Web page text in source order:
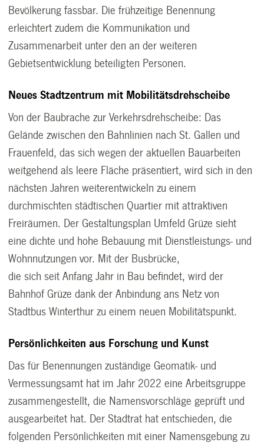
Bevölkerung fassbar. Die frühzeitige Benennung
erleichtert zudem die Kommunikation und
Zusammenarbeit unter den an der weiteren
Gebietsentwicklung beteiligten Personen.
Neues Stadtzentrum mit Mobilitätsdrehscheibe
Von der Baubrache zur Verkehrsdrehscheibe: Das
Gelände zwischen den Bahnlinien nach St. Gallen und
Frauenfeld, das sich wegen der aktuellen Bauarbeiten
weitgehend als leere Fläche präsentiert, wird sich in den
nächsten Jahren weiterentwickeln zu einem
durchmischten städtischen Quartier mit attraktiven
Freiräumen. Der Gestaltungsplan Umfeld Grüze sieht
eine dichte und hohe Bebauung mit Dienstleistungs- und
Wohnnutzungen vor. Mit der Busbrücke,
die sich seit Anfang Jahr in Bau befindet, wird der
Bahnhof Grüze dank der Anbindung ans Netz von
Stadtbus Winterthur zu einem neuen Mobilitätspunkt.
Persönlichkeiten aus Forschung und Kunst
Das für Benennungen zuständige Geomatik- und
Vermessungsamt hat im Jahr 2022 eine Arbeitsgruppe
zusammengestellt, die Namensvorschläge geprüft und
ausgearbeitet hat. Der Stadtrat hat entschieden, die
folgenden Persönlichkeiten mit einer Namensgebung zu